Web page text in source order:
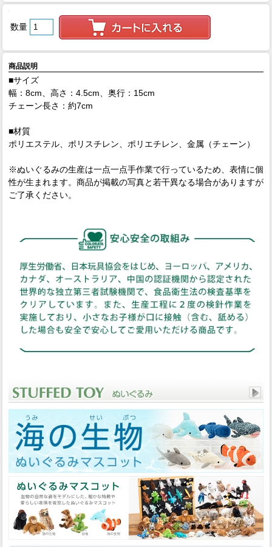
数量
商品説明
■サイズ
幅：8cm、高さ：4.5cm、奥行：15cm
チェーン長さ：約7cm
■材質
ポリエステル、ポリスチレン、ポリエチレン、金属（チェーン）
※ぬいぐるみの生産は一点一点手作業で行っているため、表情に個
性が生まれます。商品が掲載の写真と若干異なる場合がありますが
ご了承ください。